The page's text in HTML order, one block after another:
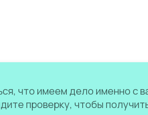
что имеем дело именно с
проверку, чтобы